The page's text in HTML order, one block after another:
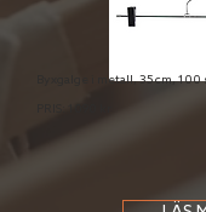
Byxgalge i metall, 35 cm, 100